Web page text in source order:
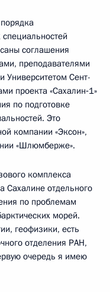
соглашения
преподавателями
Университетом Сент-
проекта «Сахалин‑1»
по подготовке
Это
компании «Эксон»,
«Шлюмберже».
комплекса
Сахалине отдельного
по проблемам
морей.
геофизики, есть
отделения РАН,
очередь я имею